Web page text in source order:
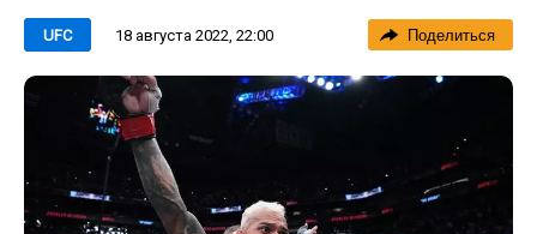
UFC 18 августа 2022, 22:00 Поделиться